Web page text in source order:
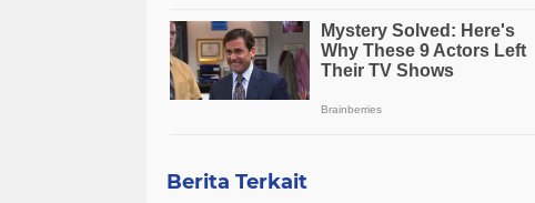
Berita Terkait